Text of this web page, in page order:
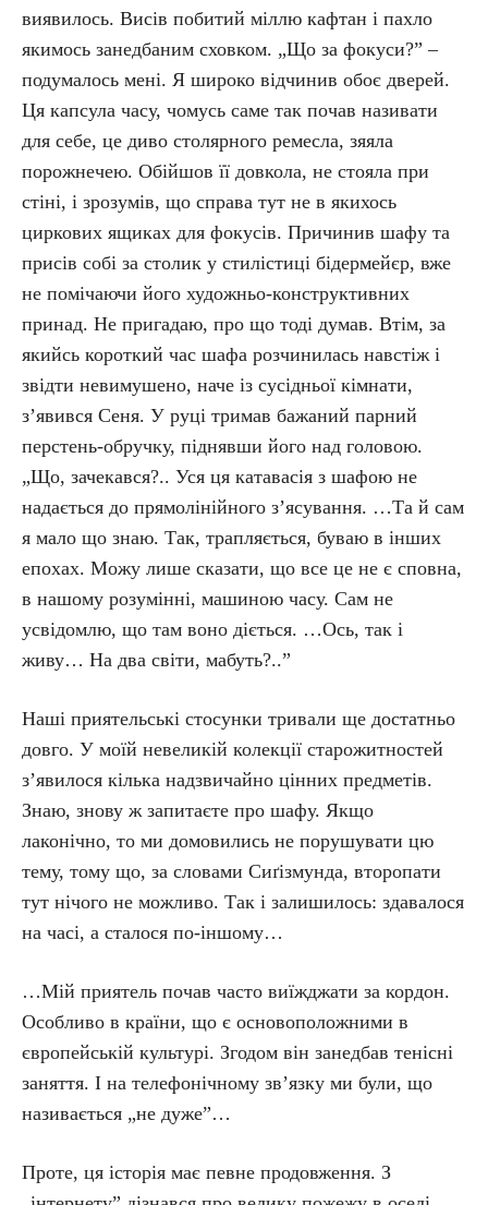
виявилось. Висів побитий міллю кафтан і пахло
якимось занедбаним сховком. „Що за фокуси?” –
подумалось мені. Я широко відчинив обоє дверей.
Ця капсула часу, чомусь саме так почав називати
для себе, це диво столярного ремесла, зяяла
порожнечею. Обійшов її довкола, не стояла при
стіні, і зрозумів, що справа тут не в якихось
циркових ящиках для фокусів. Причинив шафу та
присів собі за столик у стилістиці бідермейєр, вже
не помічаючи його художньо-конструктивних
принад. Не пригадаю, про що тоді думав. Втім, за
якийсь короткий час шафа розчинилась навстіж і
звідти невимушено, наче із сусідньої кімнати,
з’явився Сеня. У руці тримав бажаний парний
перстень-обручку, піднявши його над головою.
„Що, зачекався?.. Уся ця катавасія з шафою не
надається до прямолінійного з’ясування. …Та й сам
я мало що знаю. Так, трапляється, буваю в інших
епохах. Можу лише сказати, що все це не є сповна,
в нашому розумінні, машиною часу. Сам не
усвідомлю, що там воно діється. …Ось, так і
живу… На два світи, мабуть?..”
Наші приятельські стосунки тривали ще достатньо
довго. У моїй невеликій колекції старожитностей
з’явилося кілька надзвичайно цінних предметів.
Знаю, знову ж запитаєте про шафу. Якщо
лаконічно, то ми домовились не порушувати цю
тему, тому що, за словами Сиґізмунда, второпати
тут нічого не можливо. Так і залишилось: здавалося
на часі, а сталося по-іншому…
…Мій приятель почав часто виїжджати за кордон.
Особливо в країни, що є основоположними в
європейській культурі. Згодом він занедбав тенісні
заняття. І на телефонічному зв’язку ми були, що
називається „не дуже”…
Проте, ця історія має певне продовження. З